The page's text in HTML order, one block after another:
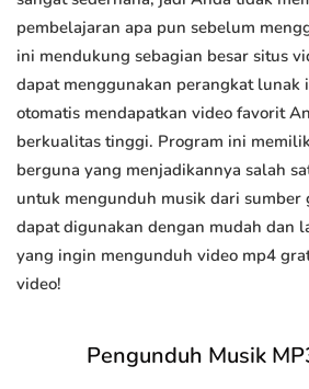
pembelajaran apa pun sebelum
ini mendukung sebagian besar situs
dapat menggunakan perangkat lunak
otomatis mendapatkan video favorit
berkualitas tinggi. Program ini
berguna yang menjadikannya salah
untuk mengunduh musik dari sumber
dapat digunakan dengan mudah dan
yang ingin mengunduh video mp4
video!
Pengunduh Musik